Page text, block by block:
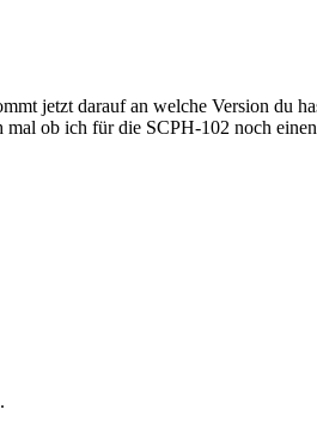
jetzt darauf an welche Version du
mal ob ich für die SCPH-102 noch